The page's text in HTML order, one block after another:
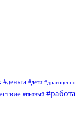
#деньга #дети
#пьяный #работа